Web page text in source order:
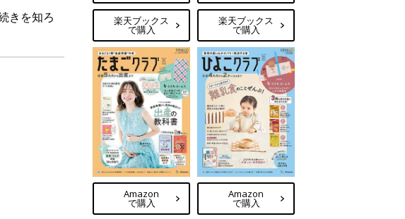
楽天ブックス
で購入
楽天ブックス
で購入
Amazon
で購入
Amazon
で購入